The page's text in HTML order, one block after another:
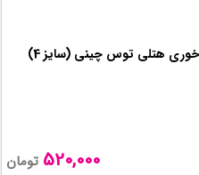
هتلی توس چینی (سایز 4)
520,000 تومان